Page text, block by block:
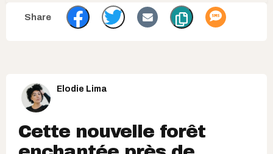
Elodie Lima
Cette nouvelle forêt